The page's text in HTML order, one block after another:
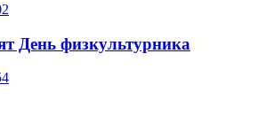
День физкультурника